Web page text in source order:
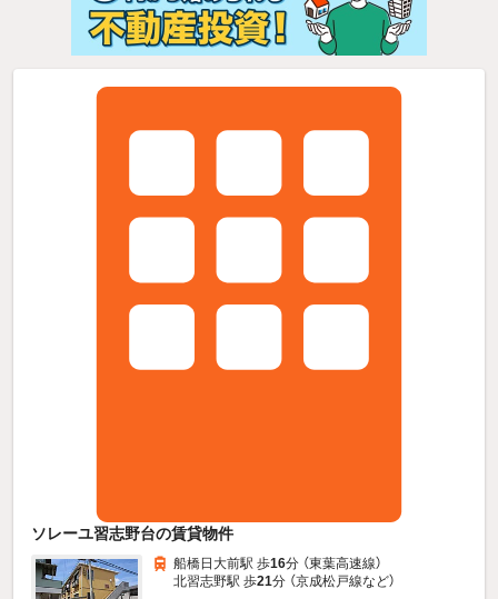
ソレーユ習志野台の賃貸物件
船橋日大前駅 歩16分 （東葉高速線）
北習志野駅 歩21分 （京成松戸線など）